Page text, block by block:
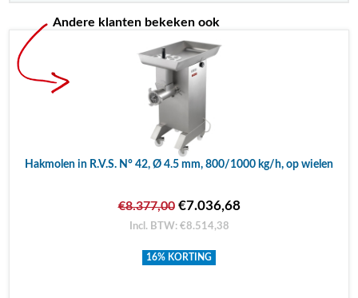
Andere klanten bekeken ook
Hakmolen in R.V.S. N° 42, Ø 4.5 mm, 800/1000 kg/h, op wielen
€8.377,00€7.036,68
Incl. BTW: €8.514,38
16% KORTING